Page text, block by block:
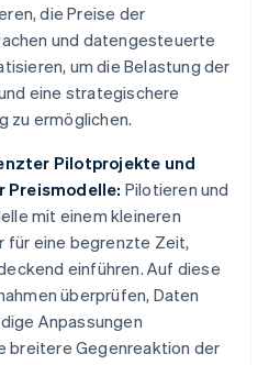
die Preise der
und datengesteuerte
um die Belastung der
eine strategischere
zu ermöglichen.
Pilotprojekte und
Preismodelle: Pilotieren und
mit einem kleineren
für eine begrenzte Zeit,
einführen. Auf diese
überprüfen, Daten
Anpassungen
breitere Gegenreaktion der